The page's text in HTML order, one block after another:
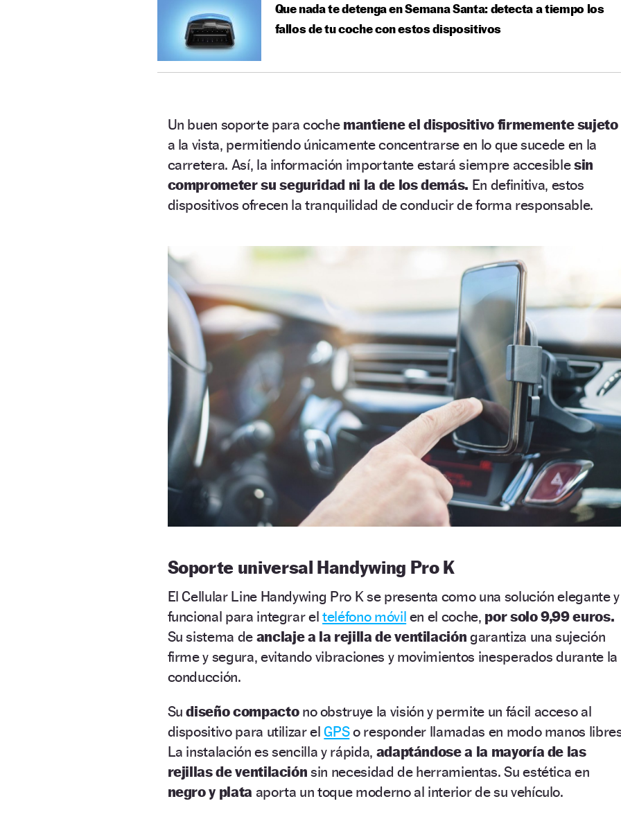
Que nada te detenga en Semana Santa: detecta a tiempo los
fallos de tu coche con estos dispositivos
Un buen soporte para coche mantiene el dispositivo firmemente sujeto
a la vista, permitiendo únicamente concentrarse en lo que sucede en la
carretera. Así, la información importante estará siempre accesiblesin
comprometer su seguridad ni la de los demás. En definitiva, estos
dispositivos ofrecen la tranquilidad de conducir de forma responsable.
Soporte universal Handywing Pro K
El Cellular Line Handywing Pro K se presenta como una solución elegante y
funcional para integrar elteléfono móvil en el coche, por solo 9,99 euros.
Su sistema de anclaje a la rejilla de ventilación garantiza una sujeción
firme y segura, evitando vibraciones y movimientos inesperados durante la
conducción.
Sudiseño compactono obstruye la visión y permite un fácil acceso al
dispositivo para utilizar elGPSo responder llamadas en modo manos
La instalación es sencilla y rápida, adaptándose a la mayoría de las
rejillas de ventilación sin necesidad de herramientas. Su estética en
negro y plata aporta un toque moderno al interior de su vehículo.